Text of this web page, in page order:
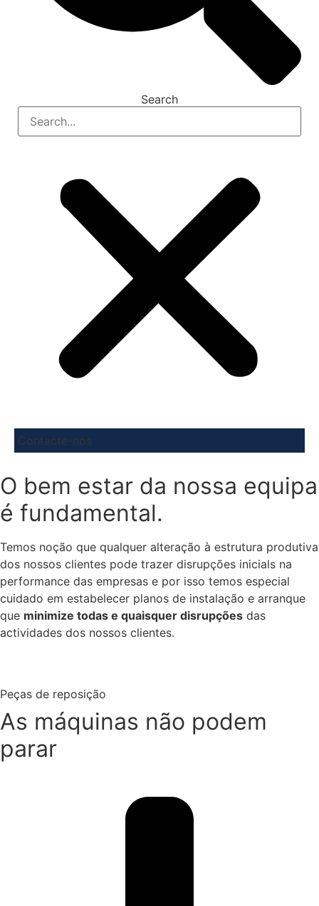
Search
Contacte-nos
O bem estar da nossa equipa
é fundamental.
Temos noção que qualquer alteração à estrutura produtiva
dos nossos clientes pode trazer disrupções inicials na
performance das empresas e por isso temos especial
cuidado em estabelecer planos de instalação e arranque
que minimize todas e quaisquer disrupções das
actividades dos nossos clientes.
Peças de reposição
As máquinas não podem
parar